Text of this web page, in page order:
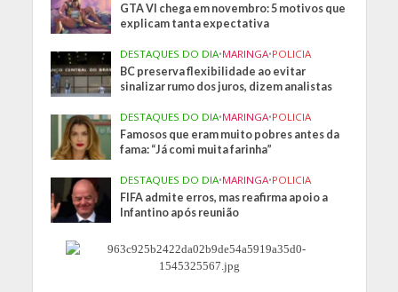
GTA VI chega em novembro: 5 motivos que
explicam tanta expectativa
DESTAQUES DO DIA•MARINGA•POLICIA
BC preserva flexibilidade ao evitar
sinalizar rumo dos juros, dizem analistas
DESTAQUES DO DIA•MARINGA•POLICIA
Famosos que eram muito pobres antes da
fama: “Já comi muita farinha”
DESTAQUES DO DIA•MARINGA•POLICIA
FIFA admite erros, mas reafirma apoio a
Infantino após reunião